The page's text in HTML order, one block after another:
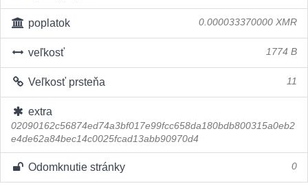
poplatok 0.000033370000 XMR
veľkosť 1774 B
Veľkosť prsteňa 11
extra
02090162c56874ed74a3bf017e99fcc658da180bdb800315a0eb2
e4de62a84bec14c0025fcad13abb90970d4
Odomknutie stránky 0